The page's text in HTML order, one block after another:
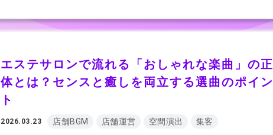
エステサロンで流れる「おしゃれな楽曲」の正
体とは？センスと癒しを両立する選曲のポイン
ト
2026.03.23 店舗BGM 店舗運営 空間演出
集客